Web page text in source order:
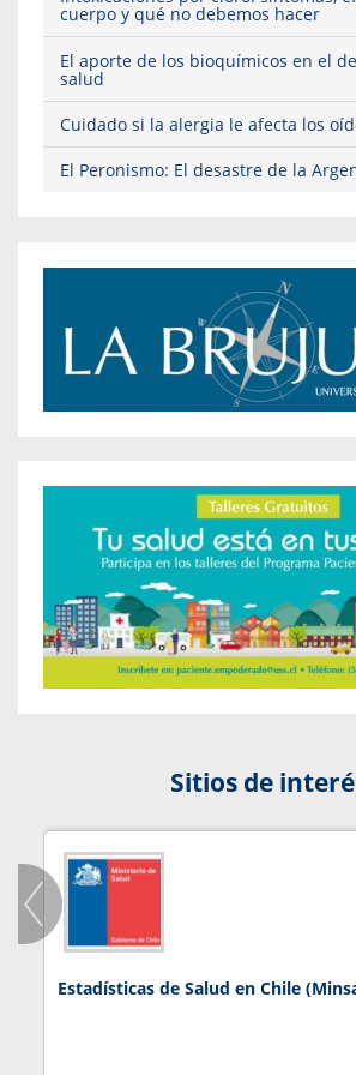
cuerpo y qué no debemos hacer
El aporte de los bioquímicos en el
salud
Cuidado si la alergia le afecta los
El Peronismo: El desastre de la
Sitios de
Estadísticas de Salud en Chile